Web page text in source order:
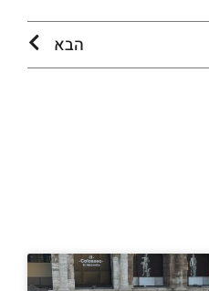
הבא